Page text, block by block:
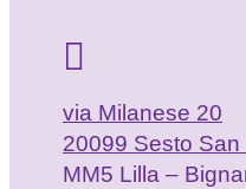
via Milanese 20
20099 Sesto San
MM5 Lilla –